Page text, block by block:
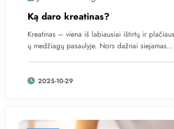
Ką daro kreatinas?
Kreatinas – viena iš labiausiai ištirtų ir
ų medžiagų pasaulyje. Nors dažnai siejamas…
2025-10-29